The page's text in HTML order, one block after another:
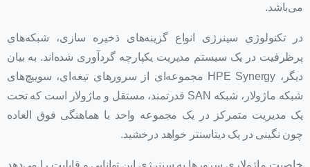
می‌باشد.
در تکنولوژی سینرژی انواع گزینه‌های ذخیره سازی، شبکه‌های
پرظرفیت در یک سیستم مدیریت یکپارچه گردآوری شده‌اند. به بیان
دیگر، HPE Synergy مجموعه‌ای از سرورهای تیغه‌ای، سوییچ‌های
شبکه ماژولار، شبکه SAN قدرتمند، مستقل و ماژولار است که تحت
یک مدیریت متمرکز در یک مجموعه واحد با هماهنگی فوق العاده
چون نگینی در یک دیتاسنتر خواهد درخشید.
خاصیت ماژولاری سرورها به سینرژی این توانایی و قابلیت را می‌دهد